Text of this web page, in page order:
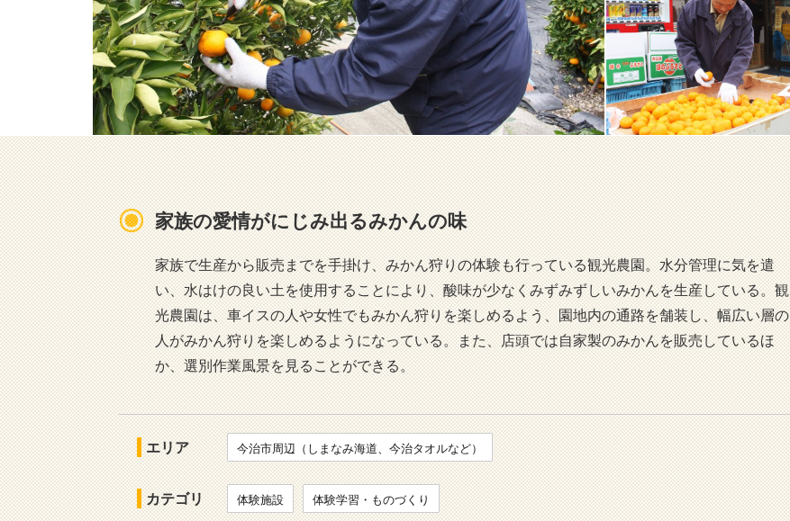
家族の愛情がにじみ出るみかんの味
家族で生産から販売までを手掛け、みかん狩りの体験も行っている観光農園。水分管理に気を遣
い、水はけの良い土を使用することにより、酸味が少なくみずみずしいみかんを生産している。観
光農園は、車イスの人や女性でもみかん狩りを楽しめるよう、園地内の通路を舗装し、幅広い層の
人がみかん狩りを楽しめるようになっている。また、店頭では自家製のみかんを販売しているほ
か、選別作業風景を見ることができる。
エリア 今治市周辺（しまなみ海道、今治タオルなど）
カテゴリ 体験施設 体験学習・ものづくり